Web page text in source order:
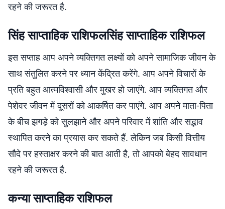
रहने की जरूरत है.
सिंह साप्ताहिक राशिफलसिंह साप्ताहिक राशिफल
इस सप्ताह आप अपने व्यक्तिगत लक्ष्यों को अपने सामाजिक जीवन के
साथ संतुलित करने पर ध्यान केंद्रित करेंगे. आप अपने विचारों के
प्रति बहुत आत्मविश्वासी और मुखर हो जाएंगे. आप व्यक्तिगत और
पेशेवर जीवन में दूसरों को आकर्षित कर पाएंगे. आप अपने माता-पिता
के बीच झगड़े को सुलझाने और अपने परिवार में शांति और सद्भाव
स्थापित करने का प्रयास कर सकते हैं. लेकिन जब किसी वित्तीय
सौदे पर हस्ताक्षर करने की बात आती है, तो आपको बेहद सावधान
रहने की जरूरत है.
कन्या साप्ताहिक राशिफल